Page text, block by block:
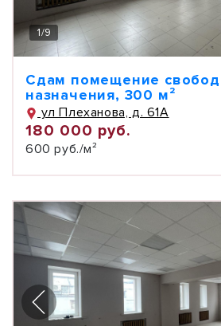
1/9
Сдам помещение
назначения, 300 м²
ул Плеханова, д. 61А
180 000 руб.
600 руб./м²